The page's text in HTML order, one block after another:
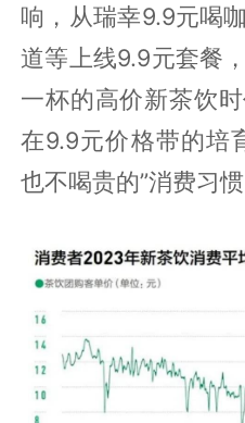
响，从瑞幸9.9元喝
道等上线9.9元套餐
一杯的高价新茶饮
在9.9元价格带的培
也不喝贵的”消费习惯